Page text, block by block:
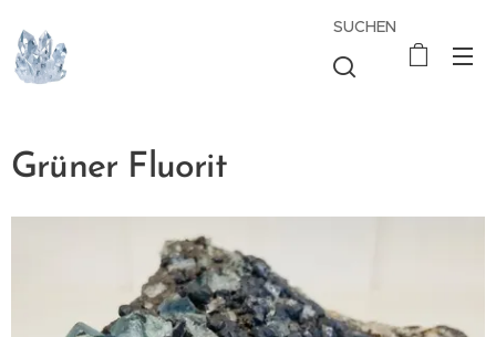
SUCHEN
Grüner Fluorit